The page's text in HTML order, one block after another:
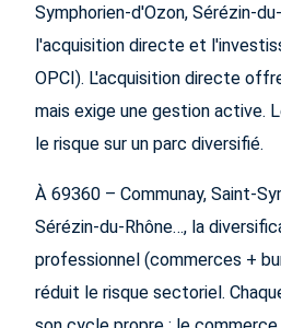
Symphorien-d'Ozon, Sérézin-
l'acquisition directe et
OPCI). L'acquisition directe
mais exige une gestion active.
le risque sur un parc diversifié.
À 69360 – Communay, Saint-
Sérézin-du-Rhône…, la
professionnel (commerces +
réduit le risque sectoriel.